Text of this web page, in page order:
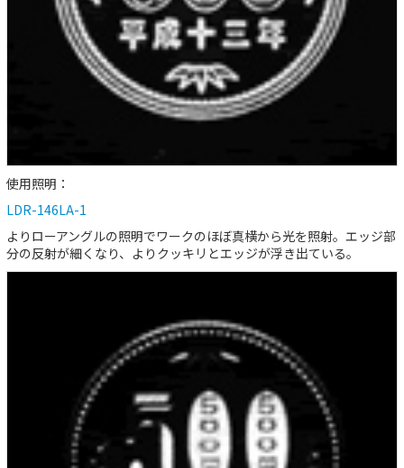
使用照明：
LDR-146LA-1
よりローアングルの照明でワークのほぼ真横から光を照射。エッジ部
分の反射が細くなり、よりクッキリとエッジが浮き出ている。